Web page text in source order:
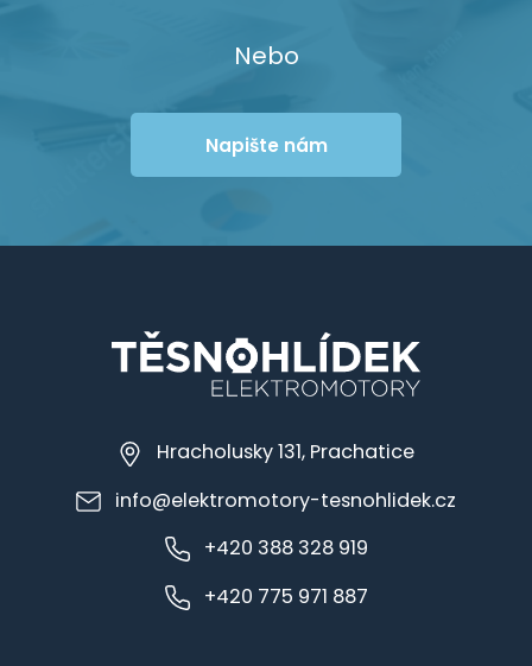
Nebo
Napište nám
Hracholusky 131, Prachatice
info@elektromotory-tesnohlidek.cz
+420 388 328 919
+420 775 971 887